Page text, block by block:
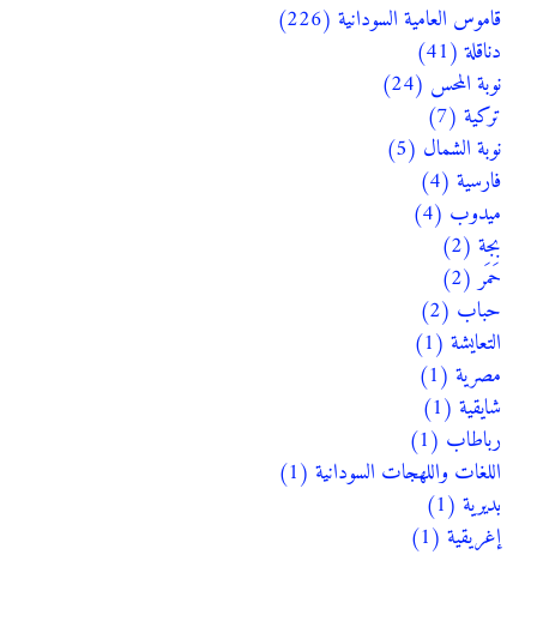
قاموس العامية السودانية (226)
دناقلة (41)
نوبة المحس (24)
تركية (7)
نوبة الشمال (5)
فارسية (4)
ميدوب (4)
بجة (2)
حَمَر (2)
حباب (2)
التعايشة (1)
مصرية (1)
شايقية (1)
رباطاب (1)
اللغات واللهجات السودانية (1)
بديرية (1)
إغريقية (1)